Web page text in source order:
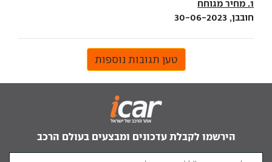
1. מחיר מגוחח
חובבן, 30-06-2023
טען תגובות נוספות
הירשמו לקבלת עדכונים ומבצעים בעולם הרכב